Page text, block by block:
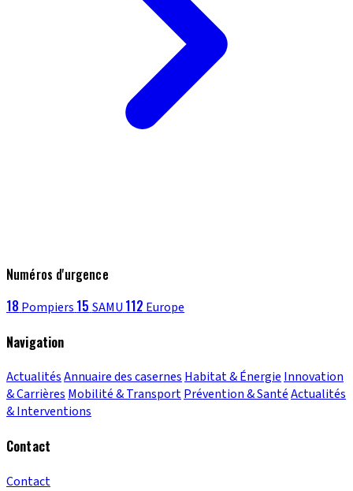
Numéros d'urgence
18 Pompiers 15 SAMU 112 Europe
Navigation
ActualitésAnnuaire des casernes Habitat & Énergie Innovation
& Carrières Mobilité & TransportPrévention & SantéActualités
& Interventions
Contact
Contact